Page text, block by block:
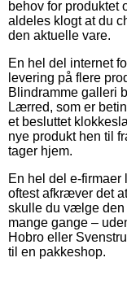
behov for produktet
aldeles klogt at du
den aktuelle vare.
En hel del internet
levering på flere
Blindramme galleri
Lærred, som er
et besluttet
nye produkt hen til
tager hjem.
En hel del e-firmaer
oftest afkræver det
skulle du vælge den
mange gange –
Hobro eller
til en pakkeshop.